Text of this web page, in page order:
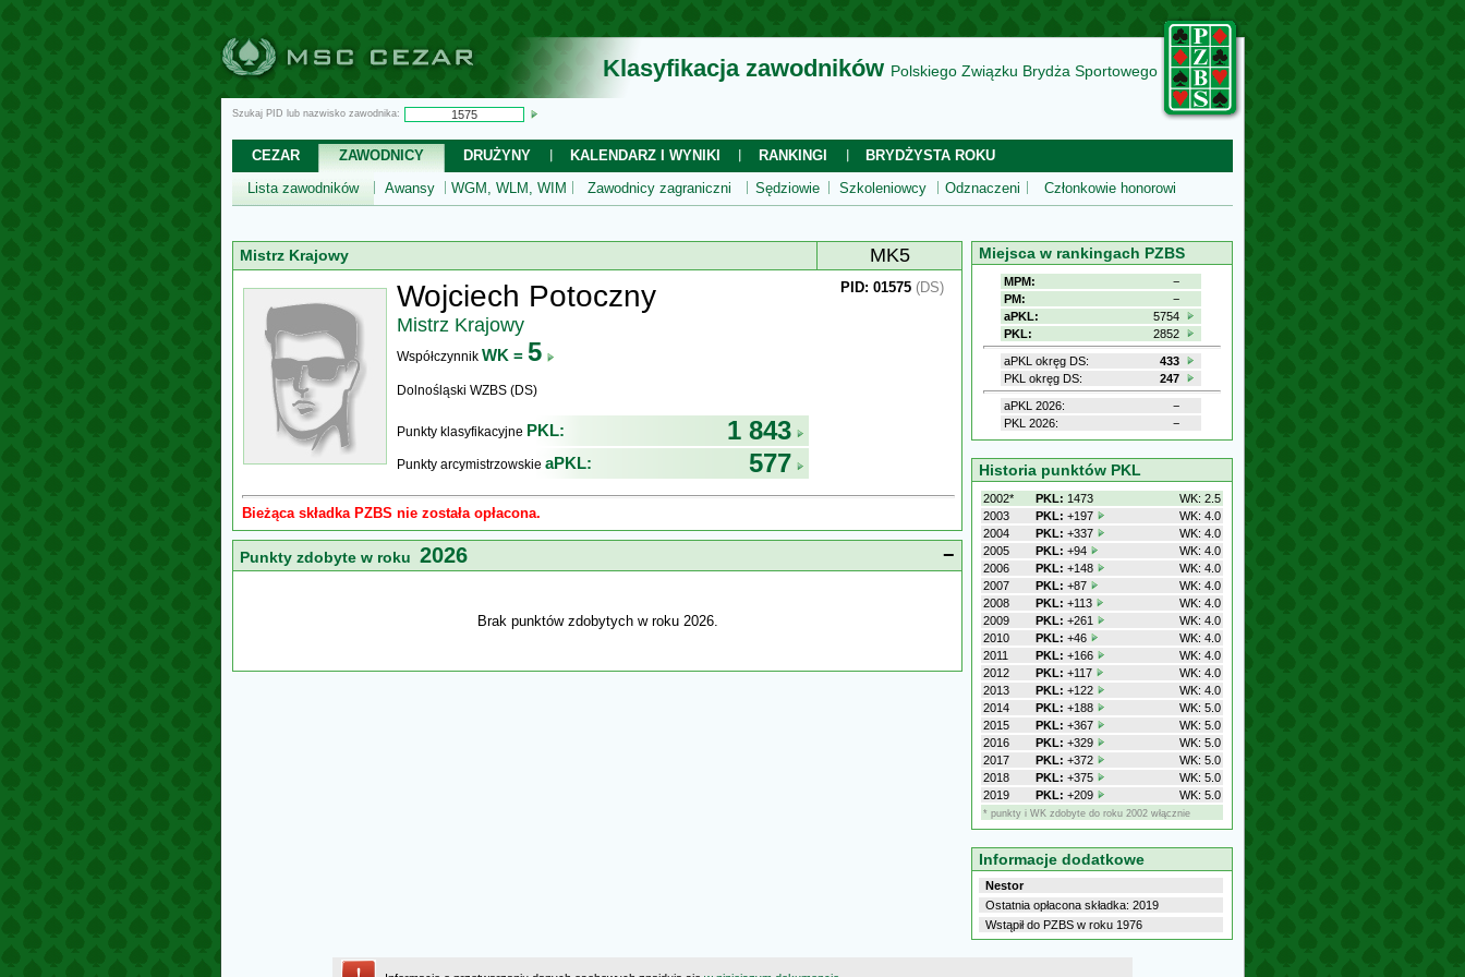
Klasyfikacja zawodników Polskiego Związku Brydża Sportowego
Szukaj PID lub nazwisko zawodnika:
CEZAR ZAWODNICY DRUŻYNY KALENDARZ I WYNIKI RANKINGI
BRYDŻYSTA ROKU
Lista zawodników
Awansy WGM, WLM, WIM Zawodnicy zagraniczni Sędziowie Szkoleniowcy Odznaczeni Członkowie honorowi
Mistrz Krajowy MK5
Wojciech Potoczny
Mistrz Krajowy
Współczynnik WK = 5
Dolnośląski WZBS (DS)
Punkty klasyfikacyjne PKL: 1 843
Punkty arcymistrzowskie aPKL: 577
PID: 01575 (DS)
Bieżąca składka PZBS nie została opłacona.
Punkty zdobyte w roku 2026 −
Brak punktów zdobytych w roku 2026.
Miejsca w rankingach PZBS
MPM:
−
PM:
−
aPKL:
5754
PKL:
2852
aPKL okręg DS:
433
PKL okręg DS:
247
aPKL 2026:
−
PKL 2026:
−
Historia punktów PKL
2002* PKL: 1473
WK: 2.5
2003
PKL: +197
WK: 4.0
2004
PKL: +337
WK: 4.0
2005
PKL: +94
WK: 4.0
2006
PKL: +148
WK: 4.0
2007
PKL: +87
WK: 4.0
2008
PKL: +113
WK: 4.0
2009
PKL: +261
WK: 4.0
2010
PKL: +46
WK: 4.0
2011
PKL: +166
WK: 4.0
2012
PKL: +117
WK: 4.0
2013
PKL: +122
WK: 4.0
2014
PKL: +188
WK: 5.0
2015
PKL: +367
WK: 5.0
2016
PKL: +329
WK: 5.0
2017
PKL: +372
WK: 5.0
2018
PKL: +375
WK: 5.0
2019
PKL: +209 WK: 5.0
* punkty i WK zdobyte do roku 2002 włącznie
Informacje dodatkowe
Nestor
Ostatnia opłacona składka: 2019
Wstąpił do PZBS w roku 1976